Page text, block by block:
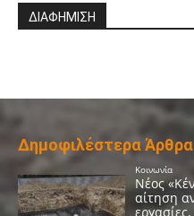
ΔΙΑΦΗΜΙΣΗ
Δημοφιλέστερα Άρθρα